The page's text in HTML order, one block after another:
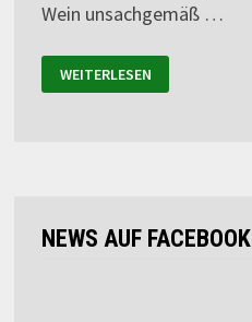
Wein unsachgemäß …
WEITERLESEN
NEWS AUF FACEBOOK